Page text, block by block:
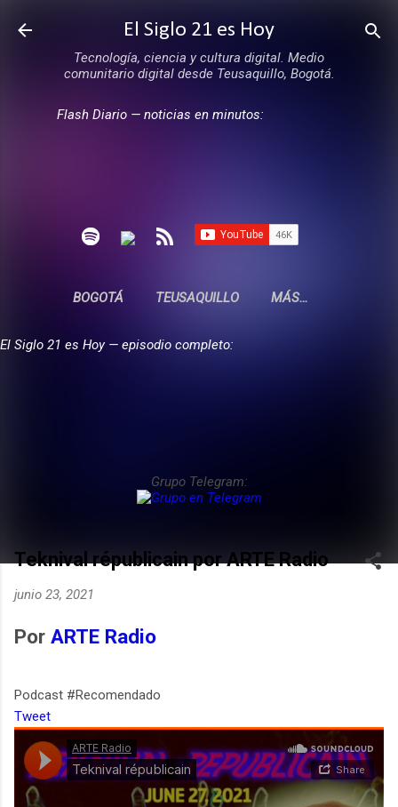
Ir al contenido principal
El Siglo 21 es Hoy
Tecnología, ciencia y cultura digital. Medio
comunitario digital desde Teusaquillo, Bogotá.
Flash Diario — noticias en minutos:
BOGOTÁ TEUSAQUILLO MÁS…
El Siglo 21 es Hoy — episodio completo:
Grupo Telegram:
Teknival républicain por ARTE Radio
junio 23, 2021
Por ARTE Radio
Podcast #Recomendado
Tweet